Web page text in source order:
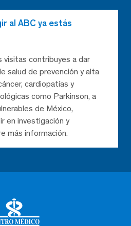
al ABC ya estás
visitas contribuyes a dar
salud de prevención y alta
cardiopatías y
como Parkinson, a
de México,
en investigación y
más información.